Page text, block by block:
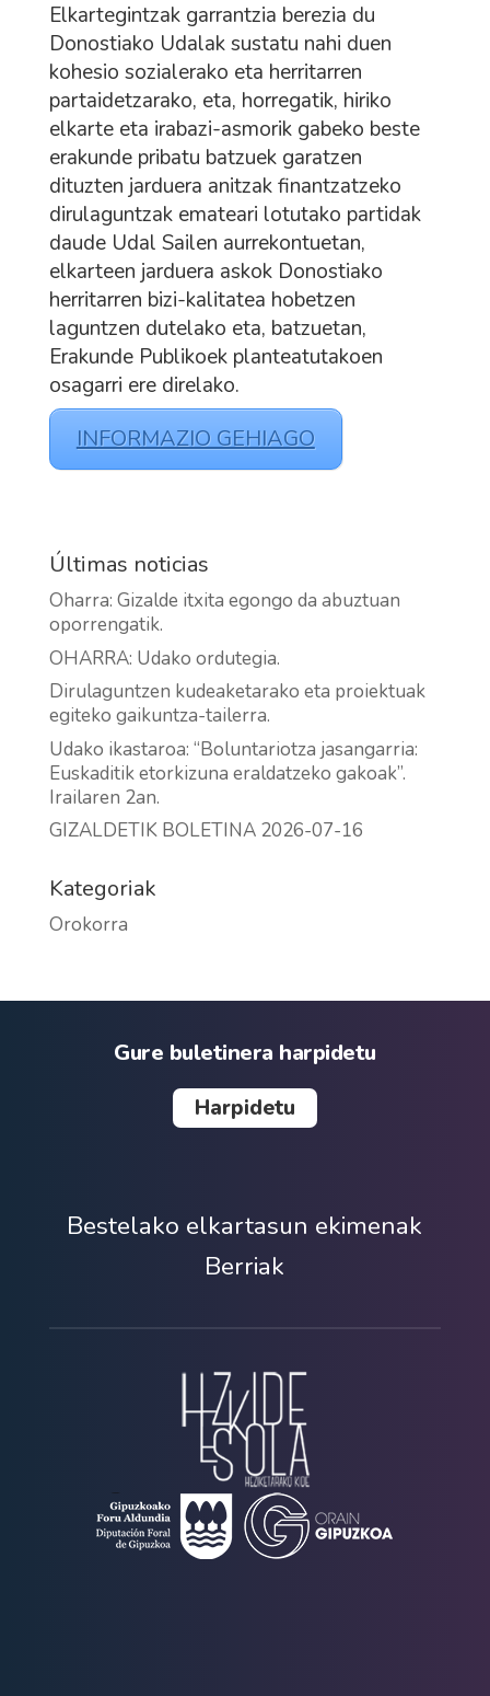
Elkartegintzak garrantzia berezia du
Donostiako Udalak sustatu nahi duen
kohesio sozialerako eta herritarren
partaidetzarako, eta, horregatik, hiriko
elkarte eta irabazi-asmorik gabeko beste
erakunde pribatu batzuek garatzen
dituzten jarduera anitzak finantzatzeko
dirulaguntzak emateari lotutako partidak
daude Udal Sailen aurrekontuetan,
elkarteen jarduera askok Donostiako
herritarren bizi-kalitatea hobetzen
laguntzen dutelako eta, batzuetan,
Erakunde Publikoek planteatutakoen
osagarri ere direlako.
INFORMAZIO GEHIAGO
Últimas noticias
Oharra: Gizalde itxita egongo da abuztuan
oporrengatik.
OHARRA: Udako ordutegia.
Dirulaguntzen kudeaketarako eta proiektuak
egiteko gaikuntza-tailerra.
Udako ikastaroa: “Boluntariotza jasangarria:
Euskaditik etorkizuna eraldatzeko gakoak”.
Irailaren 2an.
GIZALDETIK BOLETINA 2026-07-16
Kategoriak
Orokorra
Gure buletinera harpidetu
Harpidetu
Bestelako elkartasun ekimenak
Berriak